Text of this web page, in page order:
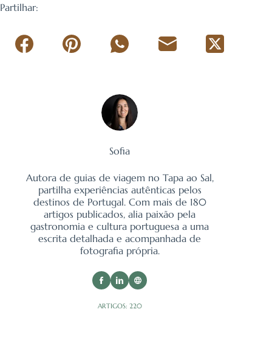
Partilhar:
Sofia
Autora de guias de viagem no Tapa ao Sal,
partilha experiências autênticas pelos
destinos de Portugal. Com mais de 180
artigos publicados, alia paixão pela
gastronomia e cultura portuguesa a uma
escrita detalhada e acompanhada de
fotografia própria.
ARTIGOS: 220